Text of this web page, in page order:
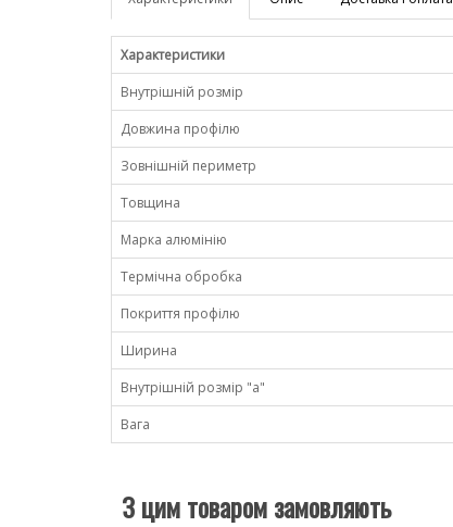
Характеристики
Внутрішній розмір
Довжина профілю
Зовнішній периметр
Товщина
Марка алюмінію
Термічна обробка
Покриття профілю
Ширина
Внутрішній розмір "a"
Вага
З цим товаром замовляють